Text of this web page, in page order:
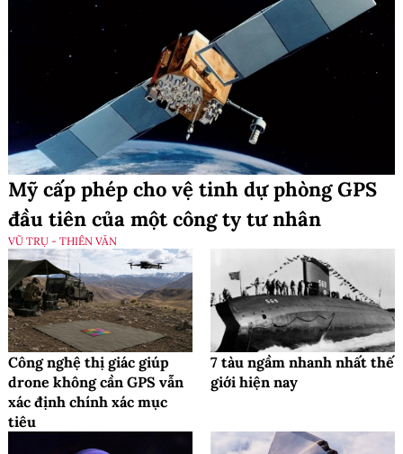
Mỹ cấp phép cho vệ tinh dự phòng GPS
đầu tiên của một công ty tư nhân
VŨ TRỤ - THIÊN VĂN
Công nghệ thị giác giúp
drone không cần GPS vẫn
xác định chính xác mục
tiêu
7 tàu ngầm nhanh nhất thế
giới hiện nay